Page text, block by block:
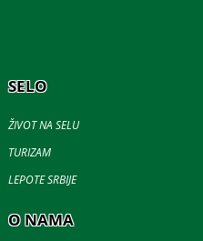
SELO
ŽIVOT NA SELU
TURIZAM
LEPOTE SRBIJE
O NAMA